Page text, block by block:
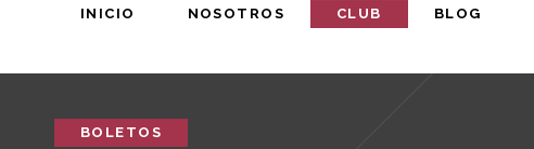
INICIO NOSOTROS CLUB BLOG
BOLETOS